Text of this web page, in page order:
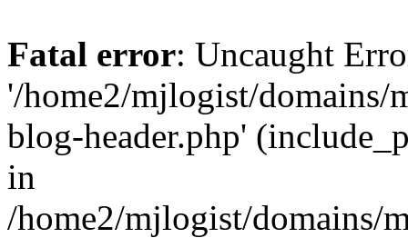
Fatal error: Uncaught
'/home2/mjlogist/
blog-header.php'
in
/home2/mjlogist/domains/